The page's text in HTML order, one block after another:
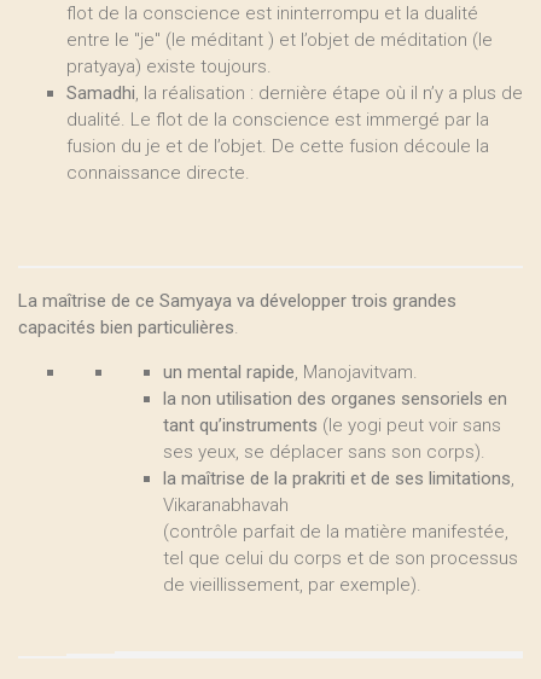
flot de la conscience est ininterrompu et la dualité
entre le "je" (le méditant ) et l’objet de méditation (le
pratyaya) existe toujours.
Samadhi, la réalisation : dernière étape où il n’y a plus de
dualité. Le flot de la conscience est immergé par la
fusion du je et de l’objet. De cette fusion découle la
connaissance directe.
La maîtrise de ce Samyaya va développer trois grandes
capacités bien particulières.
un mental rapide, Manojavitvam.
la non utilisation des organes sensoriels en
tant qu’instruments (le yogi peut voir sans
ses yeux, se déplacer sans son corps).
la maîtrise de la prakriti et de ses limitations,
Vikaranabhavah
(contrôle parfait de la matière manifestée,
tel que celui du corps et de son processus
de vieillissement, par exemple).